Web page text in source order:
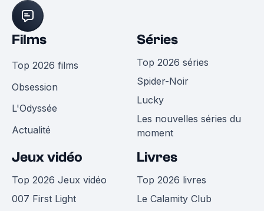
Films
Top 2026 films
Obsession
L'Odyssée
Actualité
Séries
Top 2026 séries
Spider-Noir
Lucky
Les nouvelles séries du
moment
Jeux vidéo
Top 2026 Jeux vidéo
007 First Light
Livres
Top 2026 livres
Le Calamity Club